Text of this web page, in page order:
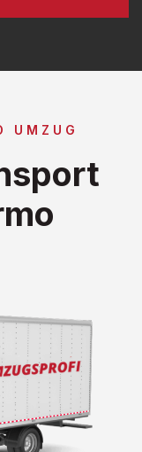
UMZUG